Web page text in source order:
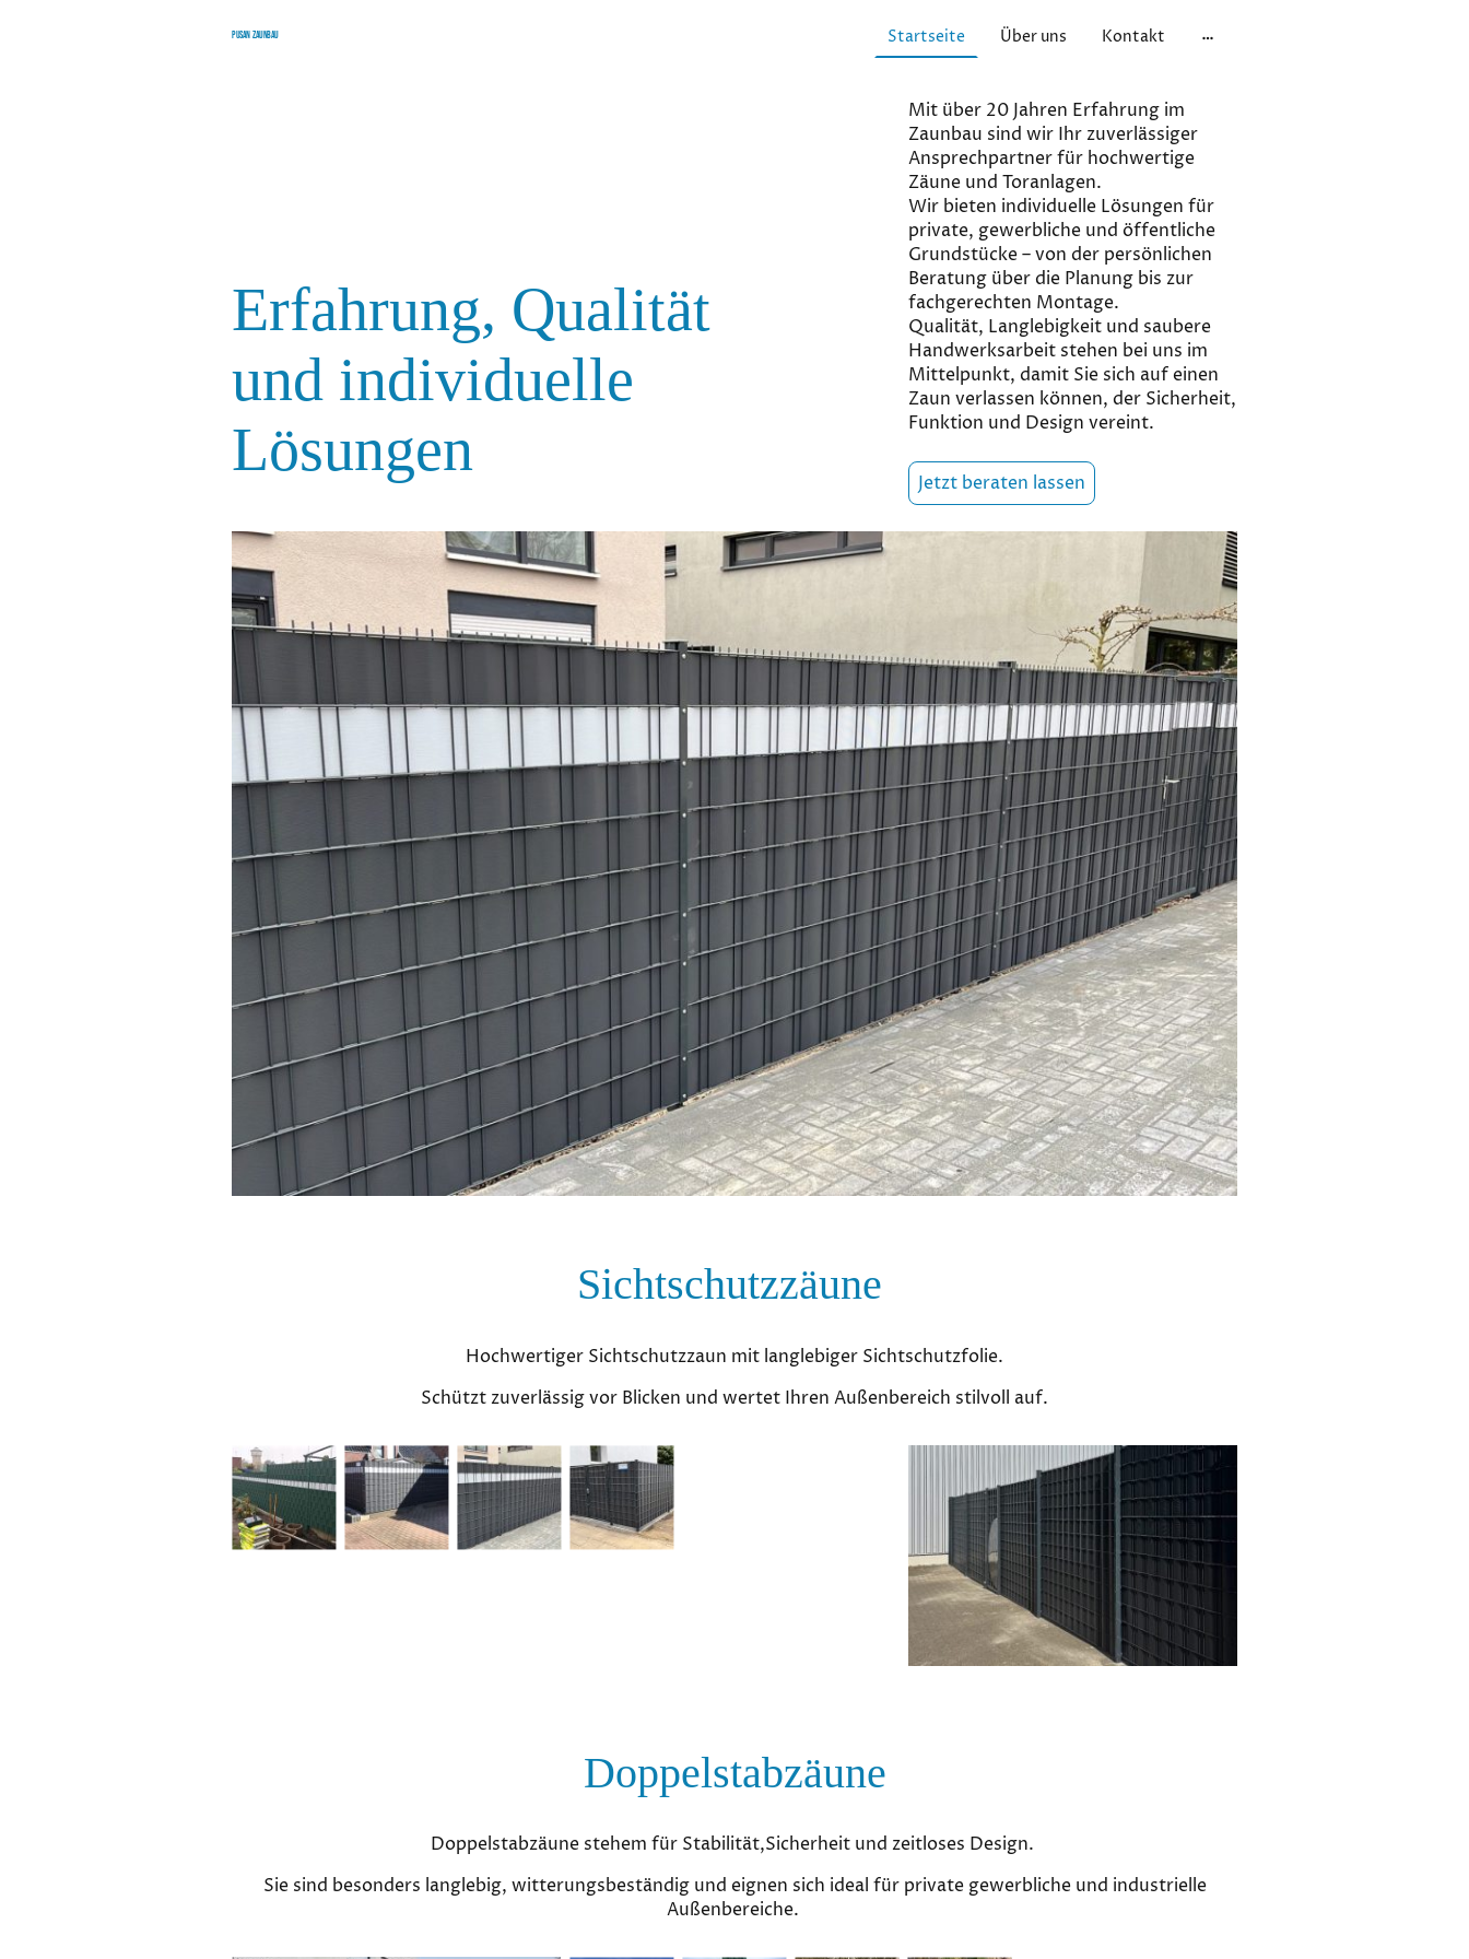
Pusan Zaunbau Startseite Über uns Kontakt
Erfahrung, Qualität
und individuelle
Lösungen
Mit über 20 Jahren Erfahrung im
Zaunbau sind wir Ihr zuverlässiger
Ansprechpartner für hochwertige
Zäune und Toranlagen.
Wir bieten individuelle Lösungen für
private, gewerbliche und öffentliche
Grundstücke – von der persönlichen
Beratung über die Planung bis zur
fachgerechten Montage.
Qualität, Langlebigkeit und saubere
Handwerksarbeit stehen bei uns im
Mittelpunkt, damit Sie sich auf einen
Zaun verlassen können, der Sicherheit,
Funktion und Design vereint.
Jetzt beraten lassen
Sichtschutzzäune
Hochwertiger Sichtschutzzaun mit langlebiger Sichtschutzfolie.
Schützt zuverlässig vor Blicken und wertet Ihren Außenbereich stilvoll auf.
Doppelstabzäune
Doppelstabzäune stehem für Stabilität,Sicherheit und zeitloses Design.
Sie sind besonders langlebig, witterungsbeständig und eignen sich ideal für private gewerbliche und industrielle
Außenbereiche.